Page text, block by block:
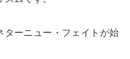
ターニュー・フェイトが始